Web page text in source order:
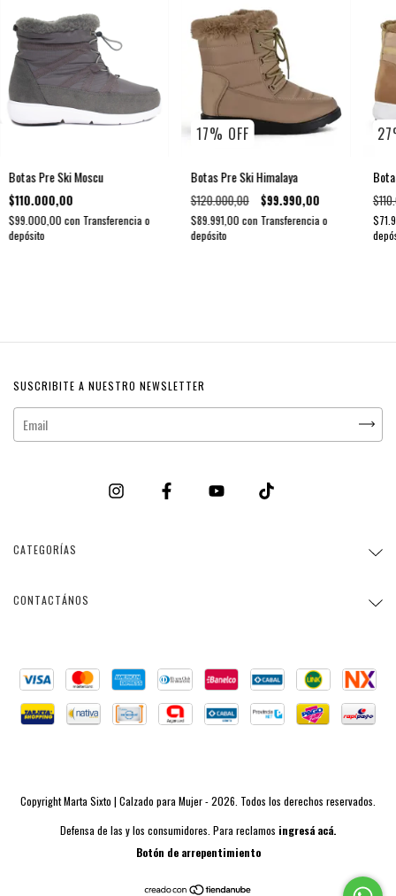
Botas Pre Ski Moscu
$110.000,00
$99.000,00 con Transferencia o
depósito
17% OFF
Botas Pre Ski Himalaya
$120.000,00 $99.990,00
$89.991,00 con Transferencia o
depósito
27
SUSCRIBITE A NUESTRO NEWSLETTER
CATEGORÍAS
CONTACTÁNOS
Copyright Marta Sixto | Calzado para Mujer - 2026. Todos los derechos reservados.
Defensa de las y los consumidores. Para reclamos ingresá acá.
Botón de arrepentimiento